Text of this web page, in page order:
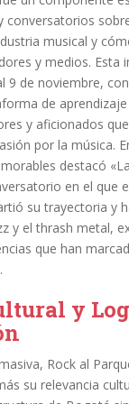
conversatorios
musical y
y medios. Esta
9 de noviembre,
de
y aficionados
por la música.
destacó
en el que
su trayectoria y
y el thrash metal,
que han
y
Rock al
su relevancia